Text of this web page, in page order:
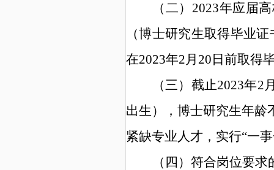
（二） 2023年应届
（博士研究生取得毕业
在2023年2月 20 日前取得
（三） 截止2023年2
出生）
，博士研究生年龄
紧缺专业人才 ，实行“一
（ 四 ） 符合岗位要求